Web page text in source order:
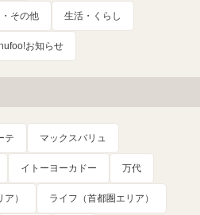
その他 生活・くらし
お知らせ
テ マックスバリュ
イトーヨーカドー 万代
） ライフ（首都圏エリア）